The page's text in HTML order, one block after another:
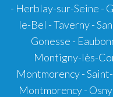
- Herblay-sur-Seine -
le-Bel - Taverny -
Gonesse -
Montigny-lès-
Montmorency -
Montmorency -